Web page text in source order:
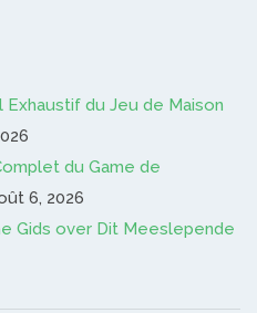
du Jeu de Maison
du Game de
6, 2026
Gids over Dit Meeslepende